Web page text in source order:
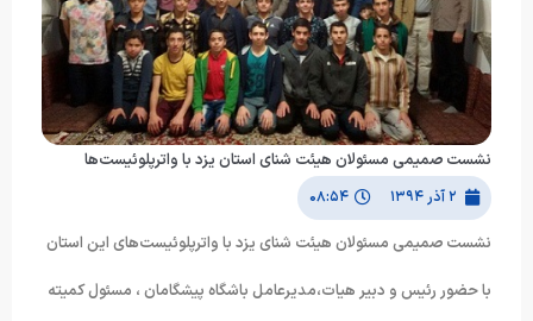
نشست صمیمی مسئولان هیئت شنای استان یزد با واترپلوئیست‌ها
۲ آذر ۱۳۹۴ ۰۸:۵۴
نشست صمیمی مسئولان هیئت شنای یزد با واترپلوئیست‌های این استان
با حضور رئیس و دبیر هیات،مدیرعامل باشگاه پیشگامان ، مسئول کمیته